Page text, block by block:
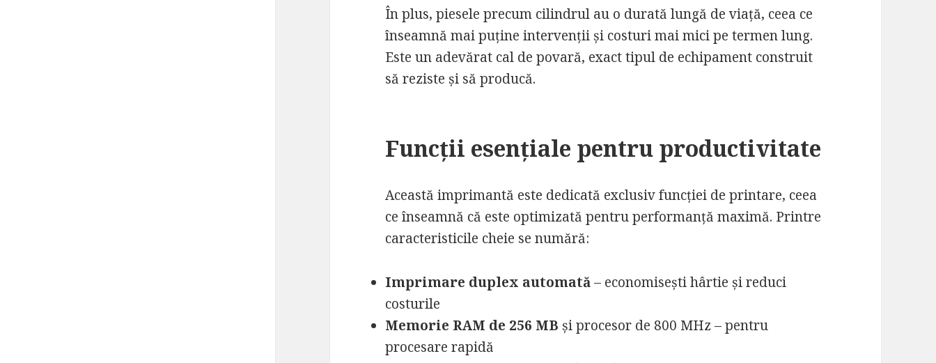
În plus, piesele precum cilindrul au o durată lungă de viață, ceea ce
înseamnă mai puține intervenții și costuri mai mici pe termen lung.
Este un adevărat cal de povară, exact tipul de echipament construit
să reziste și să producă.
Funcții esențiale pentru productivitate
Această imprimantă este dedicată exclusiv funcției de printare, ceea
ce înseamnă că este optimizată pentru performanță maximă. Printre
caracteristicile cheie se numără:
Imprimare duplex automată– economisești hârtie și reduci
costurile
Memorie RAM de 256 MB și procesor de 800 MHz – pentru
procesare rapidă